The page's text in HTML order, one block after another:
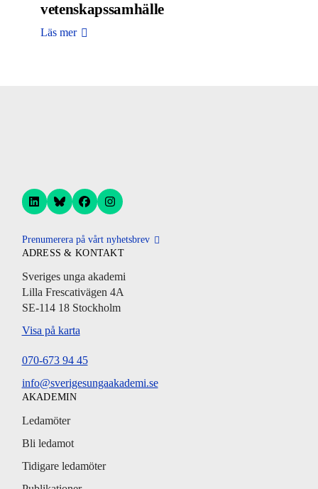
vetenskapssamhälle
Läs mer
Prenumerera på vårt nyhetsbrev
ADRESS & KONTAKT
Sveriges unga akademi
Lilla Frescativägen 4A
SE-114 18 Stockholm
Visa på karta
070-673 94 45
info@sverigesungaakademi.se
AKADEMIN
Ledamöter
Bli ledamot
Tidigare ledamöter